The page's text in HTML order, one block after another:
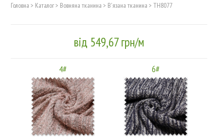
Головна > Каталог> Вовняна тканина > В'язана тканина > TH8077
від 549,67 грн/м
4# 6#